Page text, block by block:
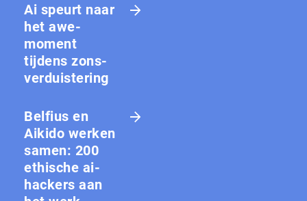
Ai speurt naar
het awe-
moment
tijdens zons­
ver­duis­te­ring
Belfius en
Aikido werken
samen: 200
ethische ai-
hackers aan